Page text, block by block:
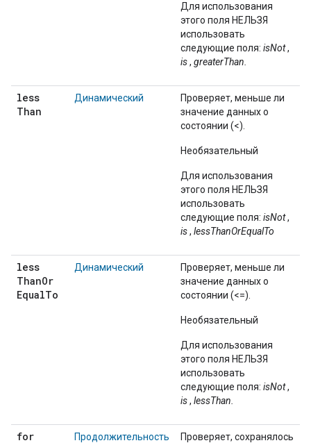
Для использования
этого поля НЕЛЬЗЯ
использовать
следующие поля: isNot,
is, greaterThan.
less
Than
Динамический
Проверяет, меньше ли
значение данных о
состоянии (<).
Необязательный
Для использования
этого поля НЕЛЬЗЯ
использовать
следующие поля: isNot,
is, lessThanOrEqualTo
less
ThanOr
EqualTo
Динамический
Проверяет, меньше ли
значение данных о
состоянии (<=).
Необязательный
Для использования
этого поля НЕЛЬЗЯ
использовать
следующие поля: isNot,
is, lessThan.
for Продолжительность Проверяет, сохранялось